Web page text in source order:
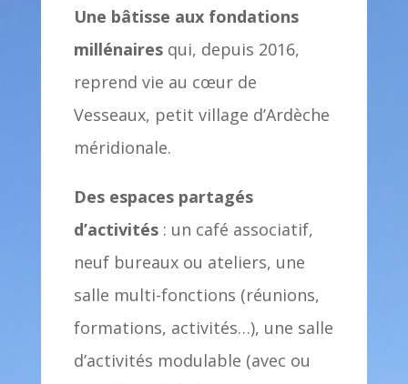
Une bâtisse aux fondations
millénairesqui, depuis 2016,
reprend vie au cœur de
Vesseaux, petit village d’Ardèche
méridionale.
Des espaces partagés
d’activités: un café associatif,
neuf bureaux ou ateliers, une
salle multi-fonctions (réunions,
formations, activités…), une salle
d’activités modulable (avec ou